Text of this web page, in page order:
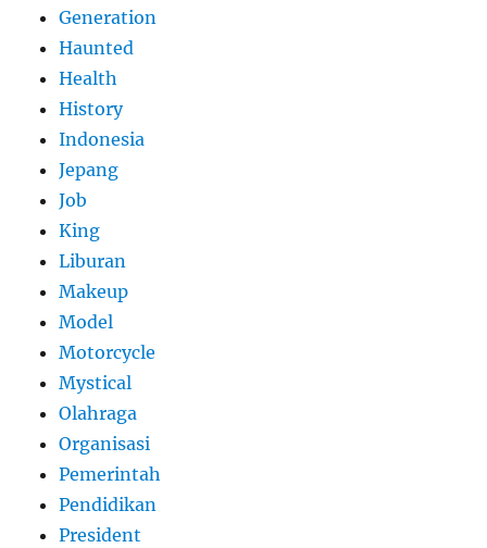
Generation
Haunted
Health
History
Indonesia
Jepang
Job
King
Liburan
Makeup
Model
Motorcycle
Mystical
Olahraga
Organisasi
Pemerintah
Pendidikan
President